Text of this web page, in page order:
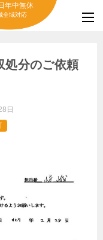
年中無休
全域対応
処分のご依頼
日